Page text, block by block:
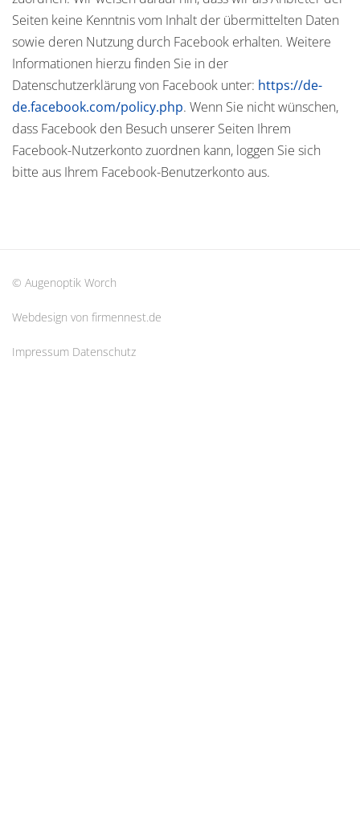
Seiten keine Kenntnis vom Inhalt der übermittelten Daten
sowie deren Nutzung durch Facebook erhalten. Weitere
Informationen hierzu finden Sie in der
Datenschutzerklärung von Facebook unter: https://de-
de.facebook.com/policy.php. Wenn Sie nicht wünschen,
dass Facebook den Besuch unserer Seiten Ihrem
Facebook-Nutzerkonto zuordnen kann, loggen Sie sich
bitte aus Ihrem Facebook-Benutzerkonto aus.
© Augenoptik Worch
Webdesign von firmennest.de
Impressum Datenschutz